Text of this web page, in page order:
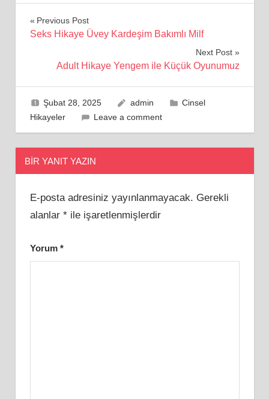
Yazı
Previous Post
Seks Hikaye Üvey Kardeşim Bakımlı Milf
Next Post
Adult Hikaye Yengem ile Küçük Oyunumuz
Şubat 28, 2025 admin
Cinsel
Hikayeler
Leave a comment
BIR YANIT YAZIN
E-posta adresiniz yayınlanmayacak. Gerekli
alanlar *ile işaretlenmişlerdir
Yorum *